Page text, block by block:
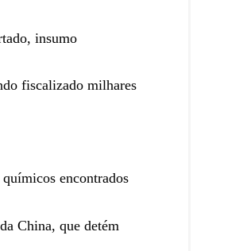
insumo
fiscalizado milhares
encontrados
China, que detém